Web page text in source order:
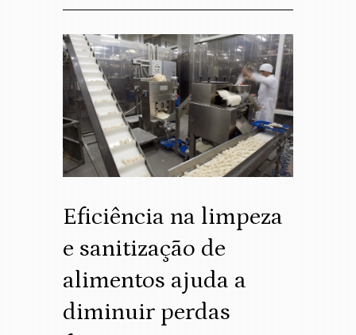
Eficiência na limpeza
e sanitização de
alimentos ajuda a
diminuir perdas